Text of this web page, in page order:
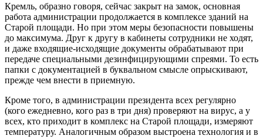
Кремль, образно говоря, сейчас закрыт на замок, основная
работа администрации продолжается в комплексе зданий на
Старой площади. Но при этом меры безопасности повышены
до максимума. Друг к другу в кабинеты сотрудники не ходят,
и даже входящие-исходящие документы обрабатывают при
передаче специальными дезинфицирующими спреями. То есть
папки с документацией в буквальном смысле опрыскивают,
прежде чем внести в приемную.
Кроме того, в администрации президента всех регулярно
(кого ежедневно, кого раз в три дня) проверяют на вирус, а у
всех, кто приходит в комплекс на Старой площади, измеряют
температуру. Аналогичным образом выстроена технология и в